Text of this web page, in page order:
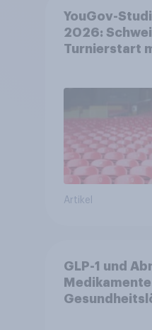
YouGov-
2026:
Turnierstart
Artikel
GLP-1 und